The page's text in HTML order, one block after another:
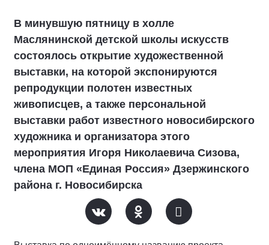
В минувшую пятницу в холле
Маслянинской детской школы искусств
состоялось открытие художественной
выставки, на которой экспонируются
репродукции полотен известных
живописцев, а также персональной
выставки работ известного новосибирского
художника и организатора этого
мероприятия Игоря Николаевича Сизова,
члена МОП «Единая Россия» Дзержинского
района г. Новосибирска